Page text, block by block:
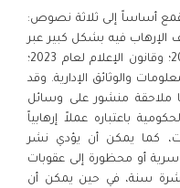
أساساً إلى ثلاثة نصوص:
الإرهاب فيه بشكل كبير عبر
تعديلات متعاقبة في عامي 2021 و 2024؛ وقانون الإعلام لعام 2023؛
حماية المعلومات والوثائق الإدارية. وقد
ملاحقة منشور على وسائل
باعتباره عملاً إرهابياً
كما يمكن أن يؤدي نشر
أو محظورة إلى عقوبات
سنة، في حين يمكن أن